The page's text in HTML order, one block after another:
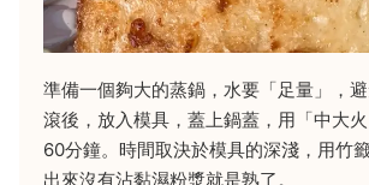
準備一個夠大的蒸鍋，水要「足量」，
滾後，放入模具，蓋上鍋蓋，用「中大
60分鐘。時間取決於模具的深淺，用竹
出來沒有沾黏濕粉漿就是熟了。